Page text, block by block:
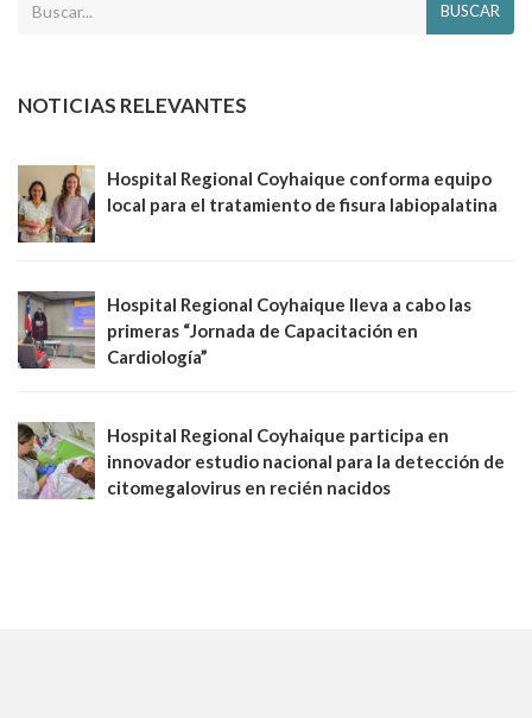
BUSCAR
NOTICIAS RELEVANTES
Hospital Regional Coyhaique conforma equipo
local para el tratamiento de fisura labiopalatina
Hospital Regional Coyhaique lleva a cabo las
primeras “Jornada de Capacitación en
Cardiología”
Hospital Regional Coyhaique participa en
innovador estudio nacional para la detección de
citomegalovirus en recién nacidos